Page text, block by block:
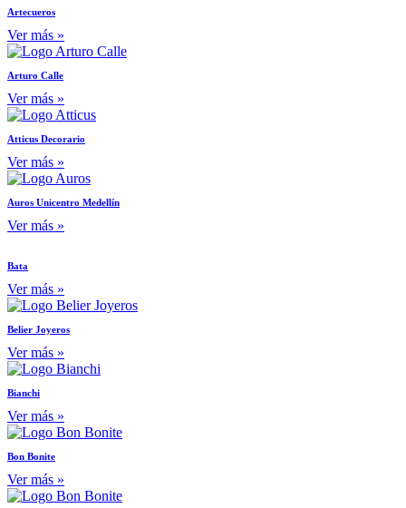
Artecueros
Ver más »
Arturo Calle
Ver más »
Atticus Decorario
Ver más »
Auros Unicentro Medellín
Ver más »
Bata
Ver más »
Belier Joyeros
Ver más »
Bianchi
Ver más »
Bon Bonite
Ver más »